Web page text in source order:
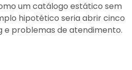
um catálogo estático sem
hipotético seria abrir cinco
e problemas de atendimento.